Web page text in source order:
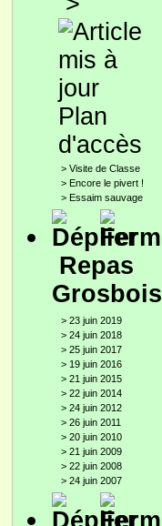
Plan
d'accès
> Visite de Classe
> Encore le pivert !
> Essaim sauvage
Repas
Grosbois
> 23 juin 2019
> 24 juin 2018
> 25 juin 2017
> 19 juin 2016
> 21 juin 2015
> 22 juin 2014
> 24 juin 2012
> 26 juin 2011
> 20 juin 2010
> 21 juin 2009
> 22 juin 2008
> 24 juin 2007